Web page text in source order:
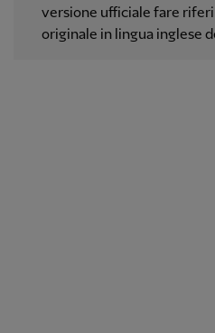
versione ufficiale fare
originale in lingua inglese